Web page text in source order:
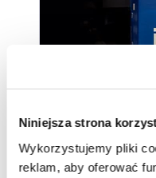
Niniejsza strona
Wykorzystujemy pliki
reklam, aby oferować